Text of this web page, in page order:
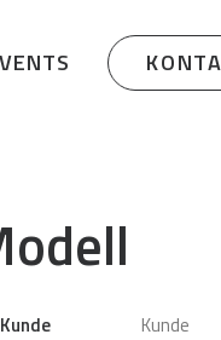
Kunde
Kunde